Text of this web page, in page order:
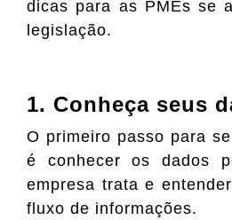
dicas para as PMEs se
legislação.
1. Conheça seus
O primeiro passo para
é conhecer os dados
empresa trata e
fluxo de informações.